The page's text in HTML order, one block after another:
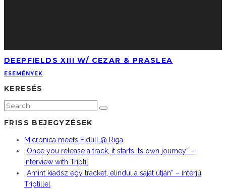
DEEPFIELDS XIII W/ CEZAR & PRASLEA
ESEMÉNYEK
KERESÉS
FRISS BEJEGYZÉSEK
Micronica meets Fidull @ Riga
„Once you release a track, it starts its own journey” –
Interview with Triptil
„Amint kiadsz egy tracket, elindul a saját útján” – interjú
Triptillel